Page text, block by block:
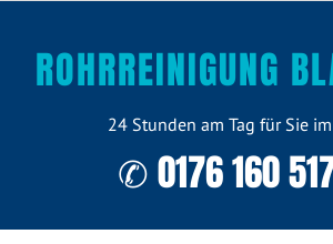
ROHRREINIGUNG
24 Stunden am Tag für Sie
✆ 0176 160